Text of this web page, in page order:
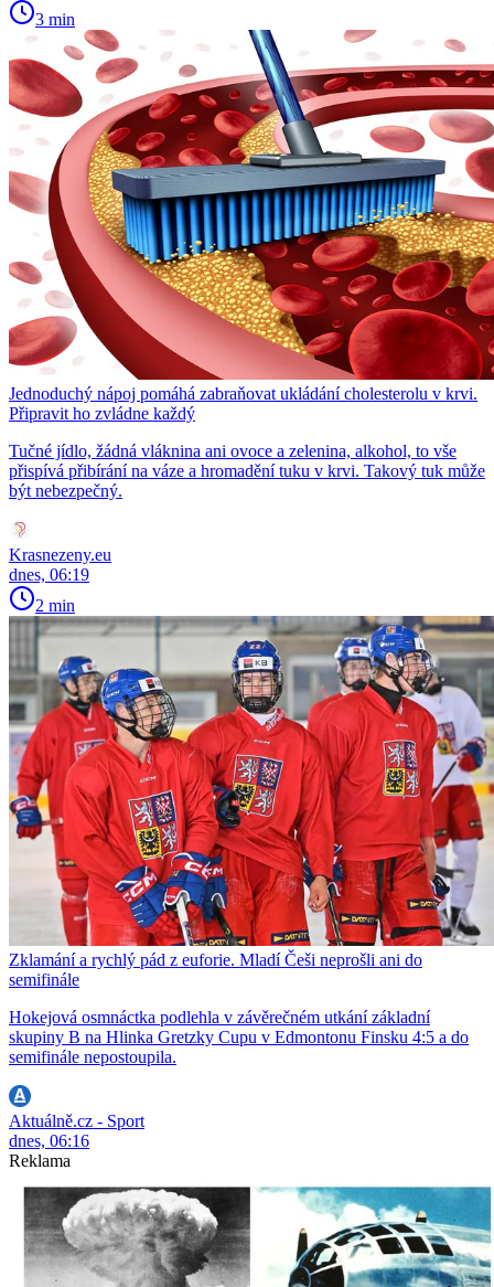
3 min
Jednoduchý nápoj pomáhá zabraňovat ukládání cholesterolu v krvi.
Připravit ho zvládne každý
Tučné jídlo, žádná vláknina ani ovoce a zelenina, alkohol, to vše
přispívá přibírání na váze a hromadění tuku v krvi. Takový tuk může
být nebezpečný.
Krasnezeny.eu
dnes, 06:19
2 min
Zklamání a rychlý pád z euforie. Mladí Češi neprošli ani do
semifinále
Hokejová osmnáctka podlehla v závěrečném utkání základní
skupiny B na Hlinka Gretzky Cupu v Edmontonu Finsku 4:5 a do
semifinále nepostoupila.
Aktuálně.cz - Sport
dnes, 06:16
Reklama